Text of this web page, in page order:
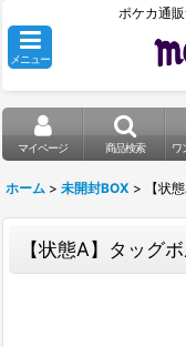
ポケカ通
メニュー
マイページ 商品検索 ワ
ホーム > 未開封BOX > 【状
【状態A】タッグ